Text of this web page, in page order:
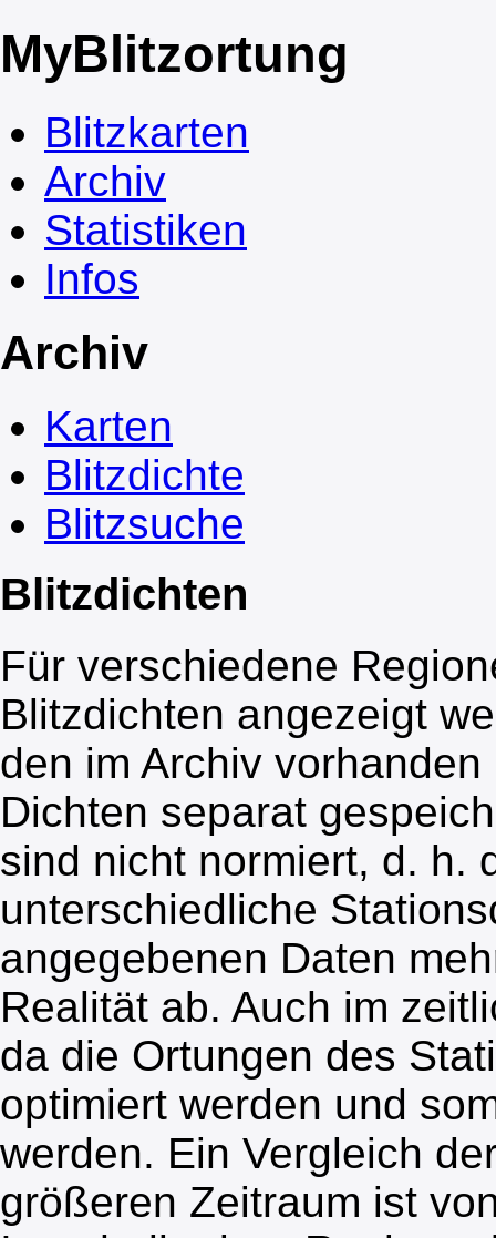
MyBlitzortung
Blitzkarten
Archiv
Statistiken
Infos
Archiv
Karten
Blitzdichte
Blitzsuche
Blitzdichten
Für verschiedene
Blitzdichten angezeigt
den im Archiv
Dichten separat
sind nicht normiert, d. h.
unterschiedliche
angegebenen Daten
Realität ab. Auch im
da die Ortungen des
optimiert werden und
werden. Ein Vergleich
größeren Zeitraum ist